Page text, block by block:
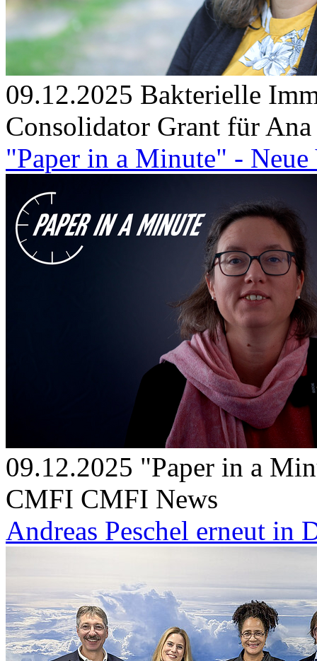
09.12.2025 Bakterielle
Consolidator Grant für
"Paper in a Minute" -
09.12.2025 "Paper in a
CMFI CMFI News
Andreas Peschel erneut in